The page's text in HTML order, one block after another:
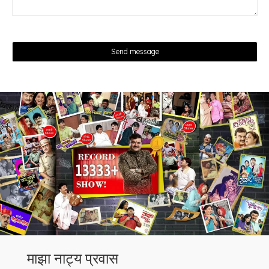
माझा नाट्य प्रवास